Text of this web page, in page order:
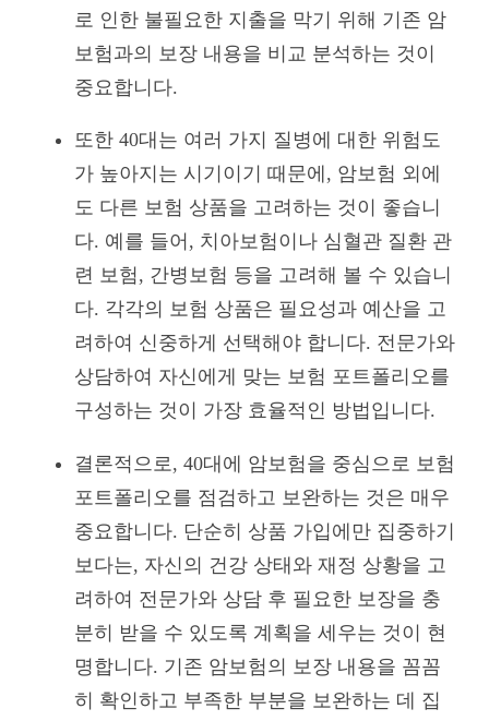
로 인한 불필요한 지출을 막기 위해 기존 암
보험과의 보장 내용을 비교 분석하는 것이
중요합니다.
또한 40대는 여러 가지 질병에 대한 위험도
가 높아지는 시기이기 때문에, 암보험 외에
도 다른 보험 상품을 고려하는 것이 좋습니
다. 예를 들어, 치아보험이나 심혈관 질환 관
련 보험, 간병보험 등을 고려해 볼 수 있습니
다. 각각의 보험 상품은 필요성과 예산을 고
려하여 신중하게 선택해야 합니다. 전문가와
상담하여 자신에게 맞는 보험 포트폴리오를
구성하는 것이 가장 효율적인 방법입니다.
결론적으로, 40대에 암보험을 중심으로 보험
포트폴리오를 점검하고 보완하는 것은 매우
중요합니다. 단순히 상품 가입에만 집중하기
보다는, 자신의 건강 상태와 재정 상황을 고
려하여 전문가와 상담 후 필요한 보장을 충
분히 받을 수 있도록 계획을 세우는 것이 현
명합니다. 기존 암보험의 보장 내용을 꼼꼼
히 확인하고 부족한 부분을 보완하는 데 집